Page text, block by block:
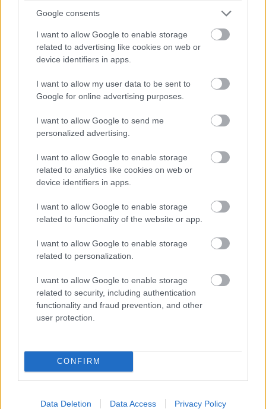
Google consents
I want to allow Google to enable storage
related to advertising like cookies on web or
device identifiers in apps.
I want to allow my user data to be sent to
Google for online advertising purposes.
I want to allow Google to send me
personalized advertising.
I want to allow Google to enable storage
related to analytics like cookies on web or
device identifiers in apps.
I want to allow Google to enable storage
related to functionality of the website or app.
I want to allow Google to enable storage
related to personalization.
I want to allow Google to enable storage
related to security, including authentication
functionality and fraud prevention, and other
user protection.
CONFIRM
Data Deletion Data Access Privacy Policy
Työsopimuslaki – tunnetko
työnantajan ja työntekijän
velvollisuudet ja oikeudet?
Jokaisen työnantajan ja työntekijän on
tärkeää tietää omat velvollisuutensa ja
oikeutensa ennen työsopimuksen
allekirjoittamista. Siksi työsopimuslain
keskeinen sisältö kannattaa tuntea....
LUE ARTIKKELI ⟶